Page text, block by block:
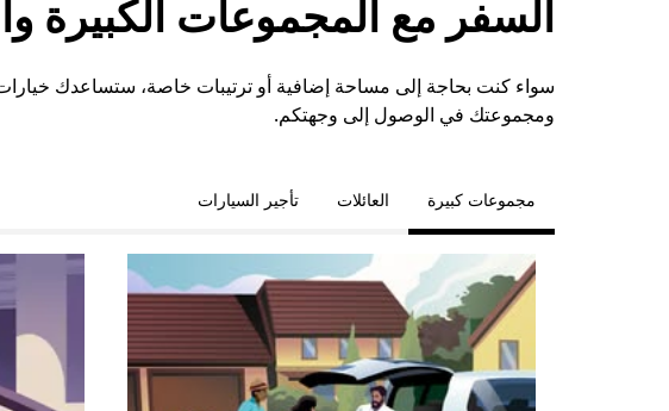
السفر مع المجموعات الكبيرة
ومجموعتك في الوصول إلى وجهتكم.
مجموعات كبيرة العائلات تأجير السيارات